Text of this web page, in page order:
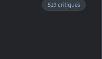
519 critiques